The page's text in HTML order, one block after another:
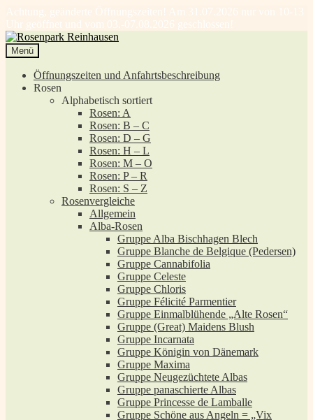
Achtung, geänderte Öffnungszeiten! Am 31.07.2026 nur von 10-13
Uhr geöffnet und vom 03.-07.08.2026 geschlossen!
Zur
Navigation
springen
Zum
Inhalt
springen
Menü
Öffnungszeiten und Anfahrtsbeschreibung
Rosen
Alphabetisch sortiert
Rosen: A
Rosen: B – C
Rosen: D – G
Rosen: H – L
Rosen: M – O
Rosen: P – R
Rosen: S – Z
Rosenvergleiche
Allgemein
Alba-Rosen
Gruppe Alba Bischhagen Blech
Gruppe Blanche de Belgique (Pedersen)
Gruppe Cannabifolia
Gruppe Celeste
Gruppe Chloris
Gruppe Félicité Parmentier
Gruppe Einmalblühende „Alte Rosen“
Gruppe (Great) Maidens Blush
Gruppe Incarnata
Gruppe Königin von Dänemark
Gruppe Maxima
Gruppe Neugezüchtete Albas
Gruppe panaschierte Albas
Gruppe Princesse de Lamballe
Gruppe Schöne aus Angeln = „Vix